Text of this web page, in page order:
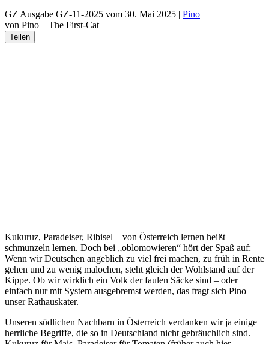
GZ Ausgabe GZ-11-2025 vom 30. Mai 2025 | Pino
von Pino – The First-Cat
Teilen
Kukuruz, Paradeiser, Ribisel – von Österreich lernen heißt
schmunzeln lernen. Doch bei „oblomowieren“ hört der Spaß auf:
Wenn wir Deutschen angeblich zu viel frei machen, zu früh in Rente
gehen und zu wenig malochen, steht gleich der Wohlstand auf der
Kippe. Ob wir wirklich ein Volk der faulen Säcke sind – oder
einfach nur mit System ausgebremst werden, das fragt sich Pino
unser Rathauskater.
Unseren südlichen Nachbarn in Österreich verdanken wir ja einige
herrliche Begriffe, die so in Deutschland nicht gebräuchlich sind.